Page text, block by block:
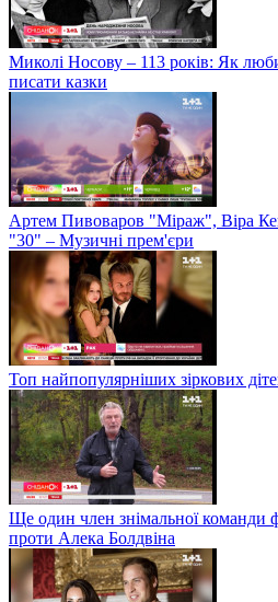
Миколі Носову – 113 років: Як
писати казки
Артем Пивоваров "Міраж", Віра
"30" – Музичні прем'єри
Топ найпопулярніших зіркових
Ще один член знімальної команди
проти Алека Болдвіна